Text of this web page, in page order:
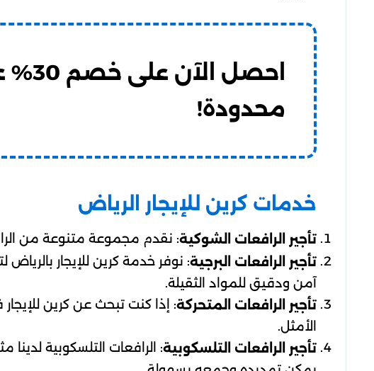
محدودة!
خدمات كرين للإيجار الرياض
تأجير الرافعات الشوكية: نقدم مجموعة متنوعة من
تأجير الرافعات البرجية: نوفر خدمة كرين للإيجار بالرياض
آمن ودقيق للمواد الثقيلة.
تأجير الرافعات المتحركة: إذا كنت تبحث عن كرين للإيجار
الأمثل.
تأجير الرافعات التلسكوبية: الرافعات التلسكوبية لدينا